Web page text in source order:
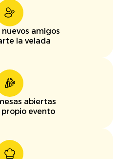
amigos
la velada
abiertas
evento